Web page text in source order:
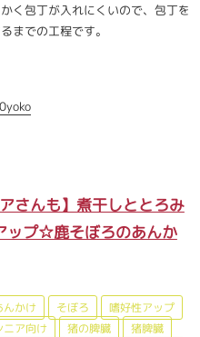
く包丁が入れにくいので、包丁を
までの工程です。
さんも】煮干しととろみ
ップ☆鹿そぼろのあんか
んかけ そぼろ
嗜好性アップ
ニア向け 猪の脾臓
猪脾臓